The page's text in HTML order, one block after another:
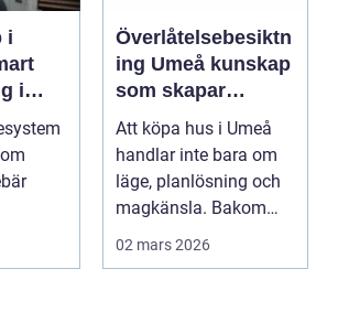
i
i
Överlåtelsebesiktn
ing Umeå kunskap
som skapar
tryggare
husaffärer
Att köpa hus i Umeå
handlar inte bara om
läge, planlösning och
magkänsla. Bakom
väggar, golv och tak...
02 mars 2026